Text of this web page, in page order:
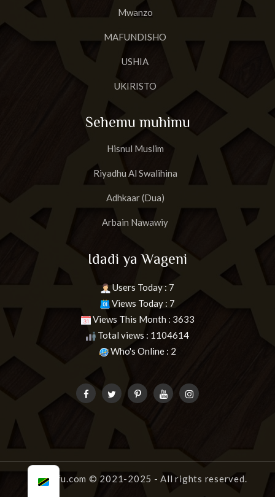
Mwanzo
MAFUNDISHO
USHIA
UKIRISTO
Sehemu muhimu
Hisnul Muslim
Riyadhu Al Swalihina
Adhkaar (Dua)
Arbain Nawawiy
Idadi ya Wageni
Users Today : 7
Views Today : 7
Views This Month : 3633
Total views : 1104614
Who's Online : 2
uongofu.com © 2021-2025 - All rights reserved.